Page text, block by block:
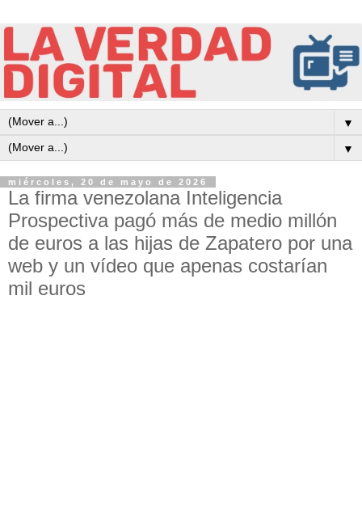
▼
▼
miércoles, 20 de mayo de 2026
La firma venezolana Inteligencia
Prospectiva pagó más de medio millón
de euros a las hijas de Zapatero por una
web y un vídeo que apenas costarían
mil euros